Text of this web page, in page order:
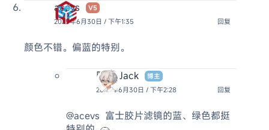
acevs
V5
2025年6月30日 / 下午1:35
回复
颜色不错。偏蓝的特别。
阿杰 Jack
博主
2025年6月30日 / 下午2:28
回复
@acevs 富士胶片滤镜的蓝、绿色都挺